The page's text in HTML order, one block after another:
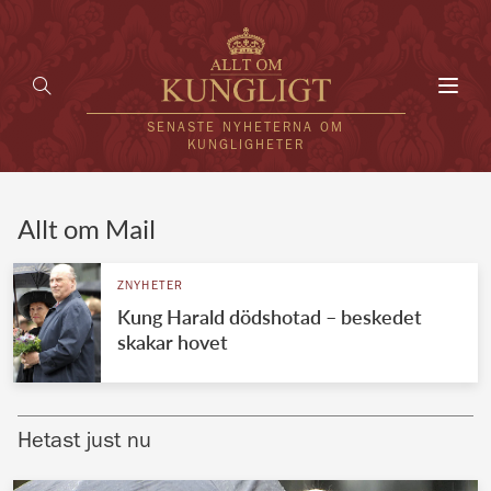
SENASTE NYHETERNA OM
KUNGLIGHETER
UTLÄNDSKT
VÄRLDENS KUNGAHUS
Brittiska kungahuset
Allt om Mail
ZNYHETER
Kung Harald dödshotad – beskedet
skakar hovet
Hetast just nu